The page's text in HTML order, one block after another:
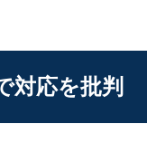
対応を批判